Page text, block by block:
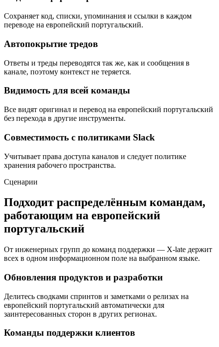
Сохраняет код, списки, упоминания и ссылки в каждом
переводе на европейский португальский.
Автопокрытие тредов
Ответы и треды переводятся так же, как и сообщения в
канале, поэтому контекст не теряется.
Видимость для всей команды
Все видят оригинал и перевод на европейский португальский
без перехода в другие инструменты.
Совместимость с политиками Slack
Учитывает права доступа каналов и следует политике
хранения рабочего пространства.
Сценарии
Подходит распределённым командам,
работающим на европейский
португальский
От инженерных групп до команд поддержки — X-late держит
всех в одном информационном поле на выбранном языке.
Обновления продуктов и разработки
Делитесь сводками спринтов и заметками о релизах на
европейский португальский автоматически для
заинтересованных сторон в других регионах.
Команды поддержки клиентов